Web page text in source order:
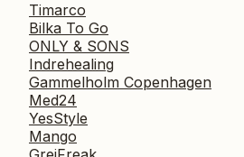
Timarco
Bilka To Go
ONLY & SONS
Indrehealing
Gammelholm Copenhagen
Med24
YesStyle
Mango